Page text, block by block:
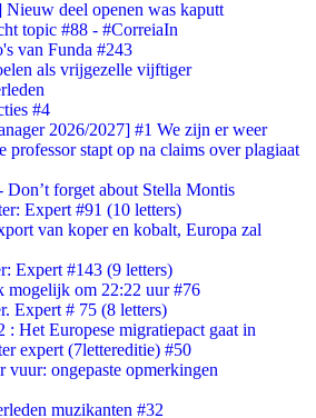
deel openen was kaputt
topic #88 - #CorreiaIn
van Funda #243
als vrijgezelle vijftiger
#4
2026/2027] #1 We zijn er weer
professor stapt op na claims over plagiaat
Don’t forget about Stella Montis
Expert #91 (10 letters)
van koper en kobalt, Europa zal
Expert #143 (9 letters)
mogelijk om 22:22 uur #76
Expert # 75 (8 letters)
: Het Europese migratiepact gaat in
expert (7lettereditie) #50
vuur: ongepaste opmerkingen
muzikanten #32